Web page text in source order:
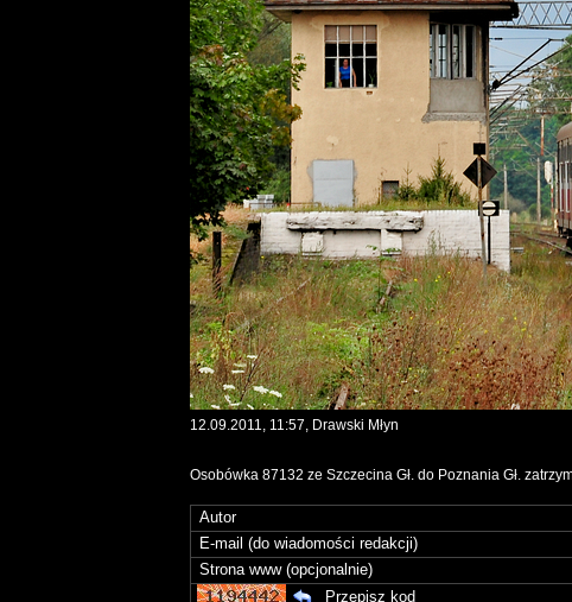
12.09.2011, 11:57, Drawski Młyn
Osobówka 87132 ze Szczecina Gł. do Poznania Gł.